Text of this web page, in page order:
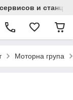
и
Моторна група